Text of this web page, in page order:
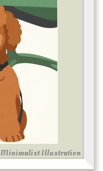
Minimalist Illustration